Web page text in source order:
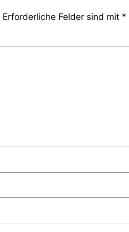
Erforderliche Felder sind mit *